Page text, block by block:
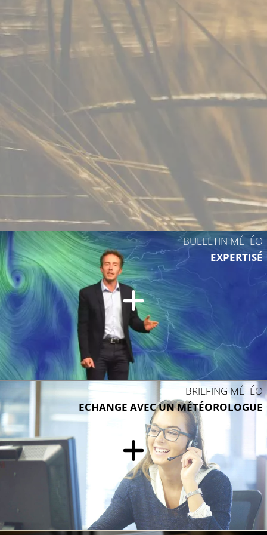
27°C
BULLETIN MÉTÉO
EXPERTISÉ
BRIEFING MÉTÉO
ECHANGE AVEC UN MÉTÉOROLOGUE